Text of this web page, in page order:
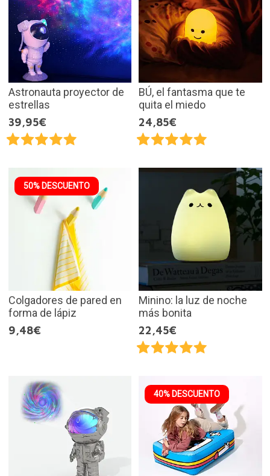
Astronauta proyector de
estrellas
39,95€
BÚ, el fantasma que te
quita el miedo
24,85€
50% DESCUENTO
Colgadores de pared en
forma de lápiz
9,48€
Minino: la luz de noche
más bonita
22,45€
40% DESCUENTO